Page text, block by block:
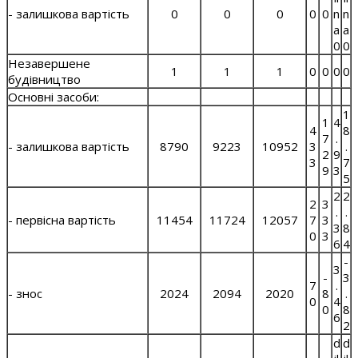
- залишкова вартість 0 0 0 0 0 n
a
0
n
a
0
Незавершене
будівництво
1 1 1 0 0 0 0
Основні засоби:
- залишкова вартість 8790 9223 10952
4
3
3
1
7
2
9
4
.
9
3
1
8
.
7
5
- первісна вартість 11454 11724 12057
2
7
0
3
3
3
2
.
3
6
2
.
8
4
- знос 2024 2094 2020
7
0
-
8
0
3
.
4
6
-
3
.
8
2
d d